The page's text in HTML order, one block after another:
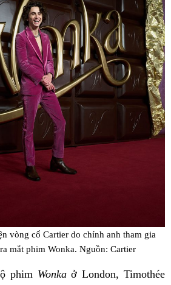
vòng cổ Cartier do chính anh tham gia
mắt phim Wonka. Nguồn: Cartier
phim Wonkaở London, Timothée